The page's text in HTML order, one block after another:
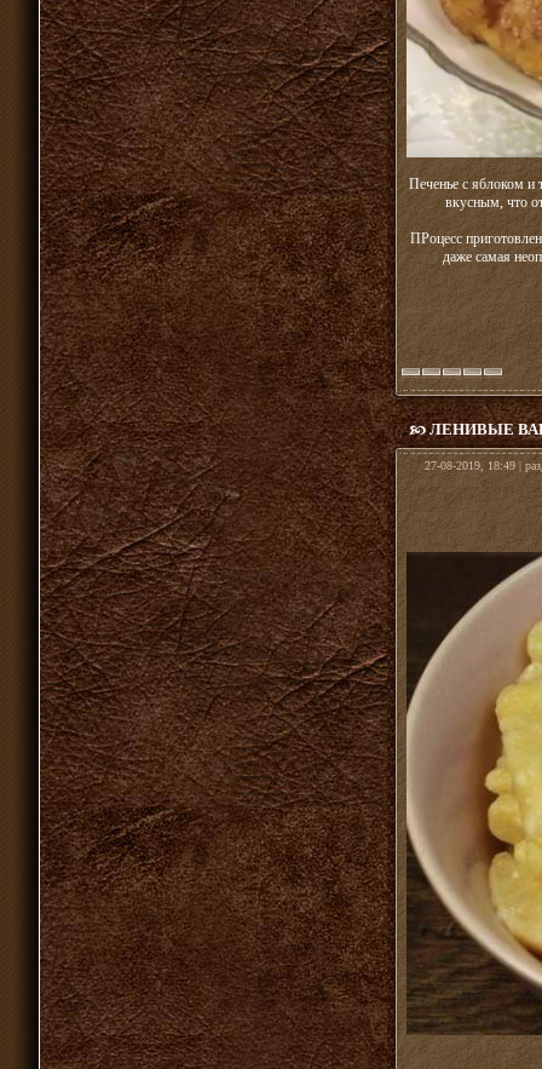
Печенье с яблоком и
вкусным, что
ПРоцесс
даже самая
ЛЕНИВЫЕ
27-08-2019, 18:49 |